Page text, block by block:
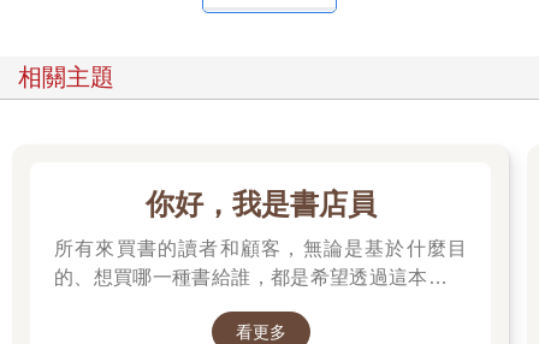
當晚活動結束，我與《東洋經濟》編輯西村豪太先生移動到附近
會是理解中國的重要資訊來源」的觀點。我深以為然，並開始追
蹤在日中國人社群。
到有關中國人入住豪華超高樓大廈的消息。以中國為主題的中文
研討會日益活躍，我受邀主持《不明白播客》聽眾東京見面會
時，東京大學教室內擠滿了華人觀眾。不僅如此，與中國頗有淵
源的書店陸續成立；甚至連教育領域也傳出類似消息，中國家長
相關主題
你好，我是書店員
所有來買書的讀者和顧客，無論是基於什麼目
的、想買哪一種書給誰，都是希望透過這本書來
看更多